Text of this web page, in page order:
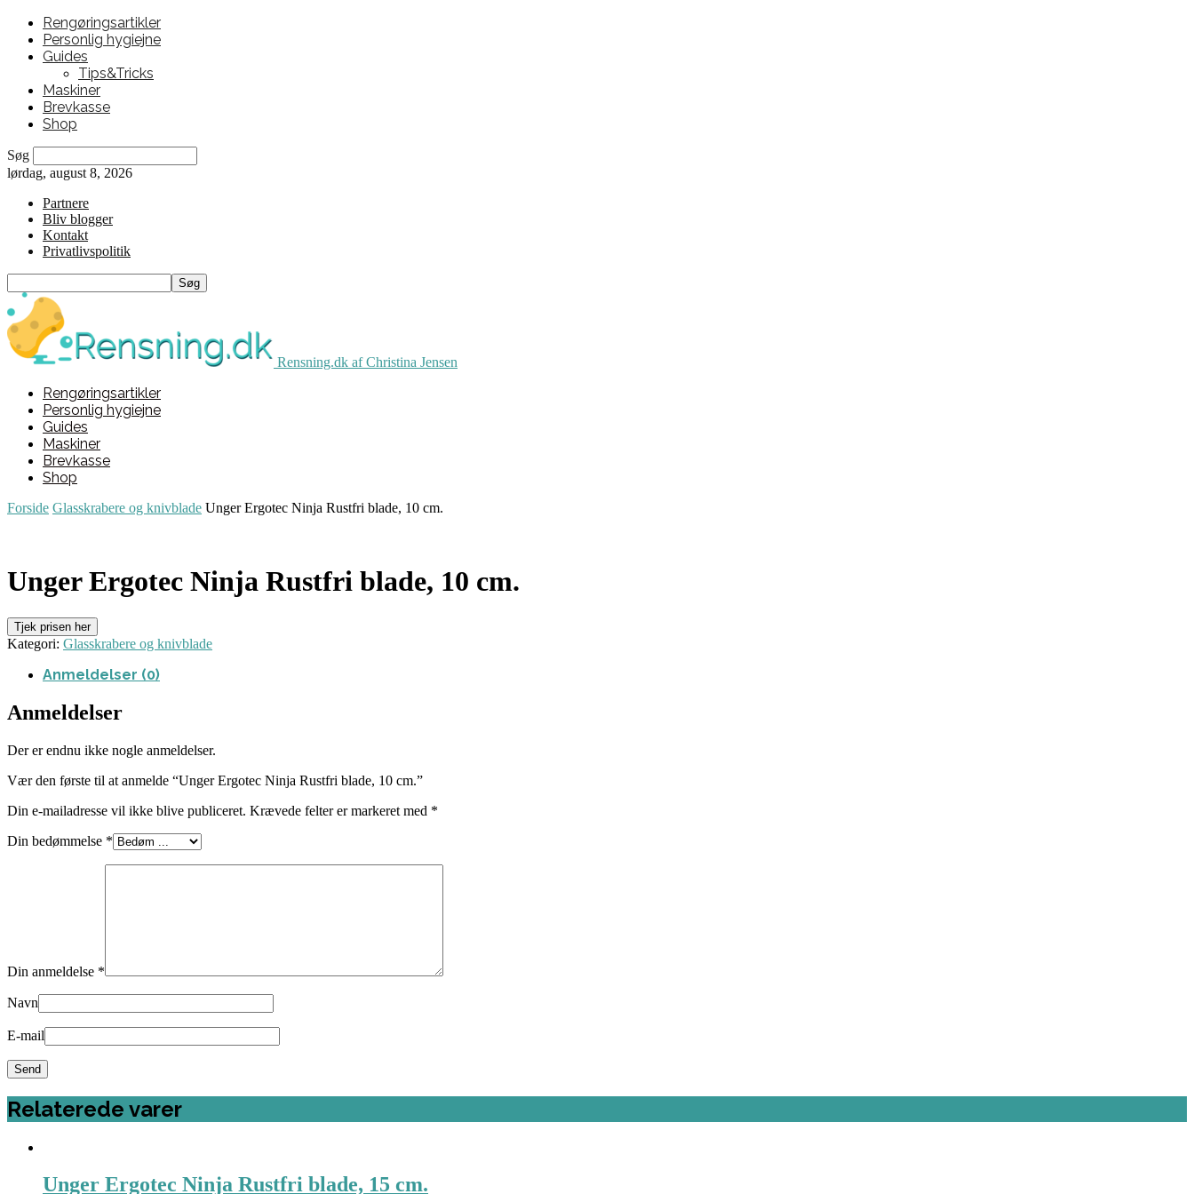
Rengøringsartikler
Personlig hygiejne
Guides
Tips&Tricks
Maskiner
Brevkasse
Shop
Søg
lørdag, august 8, 2026
Partnere
Bliv blogger
Kontakt
Privatlivspolitik
Rensning.dk af Christina Jensen
Rengøringsartikler
Personlig hygiejne
Guides
Maskiner
Brevkasse
Shop
Forside Glasskrabere og knivblade Unger Ergotec Ninja Rustfri blade, 10 cm.
Unger Ergotec Ninja Rustfri blade, 10 cm.
Tjek prisen her
Kategori: Glasskrabere og knivblade
Anmeldelser (0)
Anmeldelser
Der er endnu ikke nogle anmeldelser.
Vær den første til at anmelde “Unger Ergotec Ninja Rustfri blade, 10 cm.”
Din e-mailadresse vil ikke blive publiceret. Krævede felter er markeret med *
Din bedømmelse *
Din anmeldelse *
Navn
E-mail
Relaterede varer
Unger Ergotec Ninja Rustfri blade, 15 cm.